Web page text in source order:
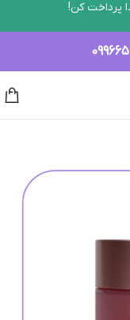
پرداخت کن!